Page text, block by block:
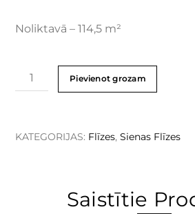
Noliktavā – 114,5 m²
Pievienot grozam
KATEGORIJAS: Flīzes,Sienas Flīzes
Saistītie